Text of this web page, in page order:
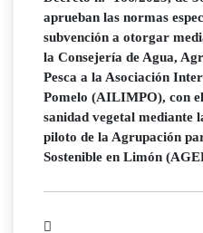
aprueban las normas
subvención a otorgar
la Consejería de Agua,
Pesca a la Asociación
Pomelo (AILIMPO), con
sanidad vegetal mediante
piloto de la Agrupación
Sostenible en Limón